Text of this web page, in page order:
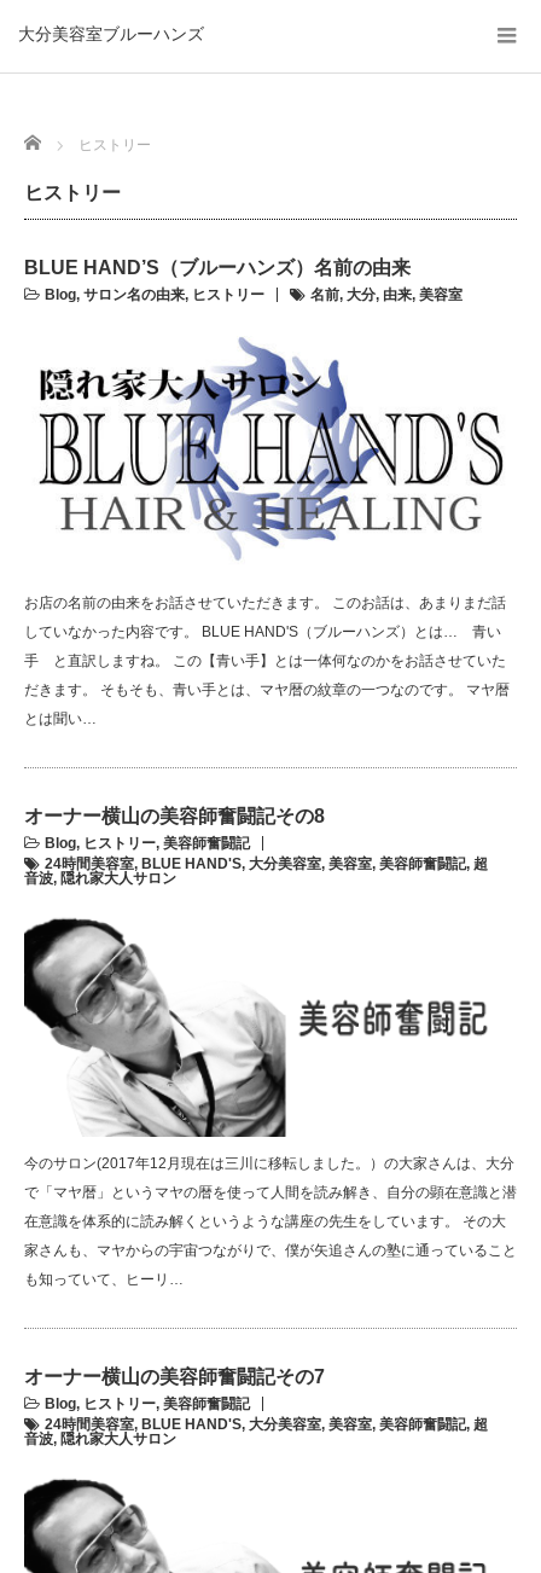
大分美容室ブルーハンズ
Home ヒストリー
ヒストリー
BLUE HAND’S（ブルーハンズ）名前の由来
Blog, サロン名の由来, ヒストリー 名前, 大分, 由来, 美容室
お店の名前の由来をお話させていただきます。 このお話は、あまりまだ話
していなかった内容です。 BLUE HAND'S（ブルーハンズ）とは… 青い
手 と直訳しますね。 この【青い手】とは一体何なのかをお話させていた
だきます。 そもそも、青い手とは、マヤ暦の紋章の一つなのです。 マヤ暦
とは聞い…
オーナー横山の美容師奮闘記その8
Blog, ヒストリー, 美容師奮闘記
24時間美容室, BLUE HAND'S, 大分美容室, 美容室, 美容師奮闘記, 超
音波, 隠れ家大人サロン
今のサロン(2017年12月現在は三川に移転しました。）の大家さんは、大分
で「マヤ暦」というマヤの暦を使って人間を読み解き、自分の顕在意識と潜
在意識を体系的に読み解くというような講座の先生をしています。 その大
家さんも、マヤからの宇宙つながりで、僕が矢追さんの塾に通っていること
も知っていて、ヒーリ…
オーナー横山の美容師奮闘記その7
Blog, ヒストリー, 美容師奮闘記
24時間美容室, BLUE HAND'S, 大分美容室, 美容室, 美容師奮闘記, 超
音波, 隠れ家大人サロン